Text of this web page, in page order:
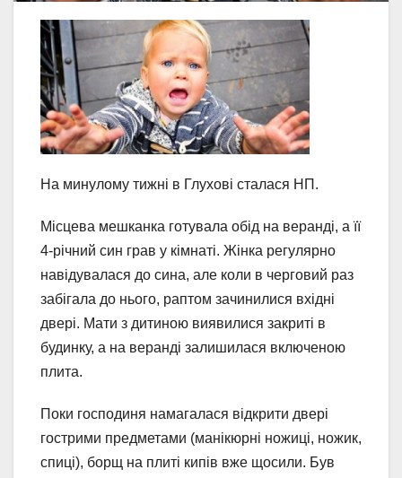
На минулому тижні в Глухові сталася НП.
Місцева мешканка готувала обід на веранді, а її
4-річний син грав у кімнаті. Жінка регулярно
навідувалася до сина, але коли в черговий раз
забігала до нього, раптом зачинилися вхідні
двері. Мати з дитиною виявилися закриті в
будинку, а на веранді залишилася включеною
плита.
Поки господиня намагалася відкрити двері
гострими предметами (манікюрні ножиці, ножик,
спиці), борщ на плиті кипів вже щосили. Був